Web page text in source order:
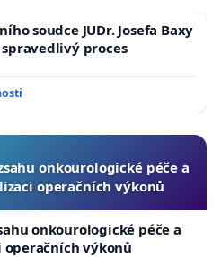
soudce JUDr. Josefa Baxy
proces
onkourologické péče a
operačních výkonů
onkourologické péče a
výkonů